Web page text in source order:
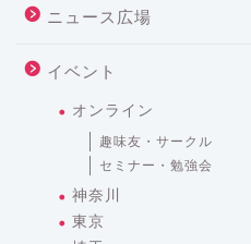
ニュース広場
イベント
オンライン
趣味友・サークル
セミナー・勉強会
神奈川
東京